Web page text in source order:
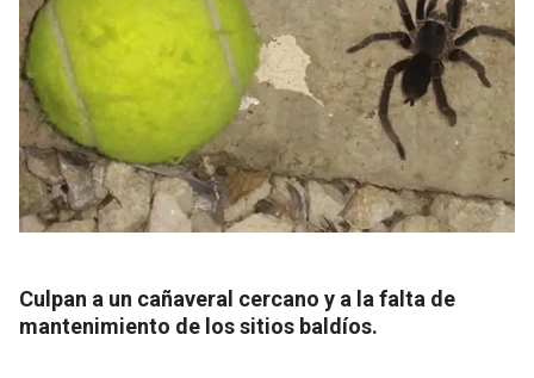
Culpan a un cañaveral cercano y a la falta de
mantenimiento de los sitios baldíos.